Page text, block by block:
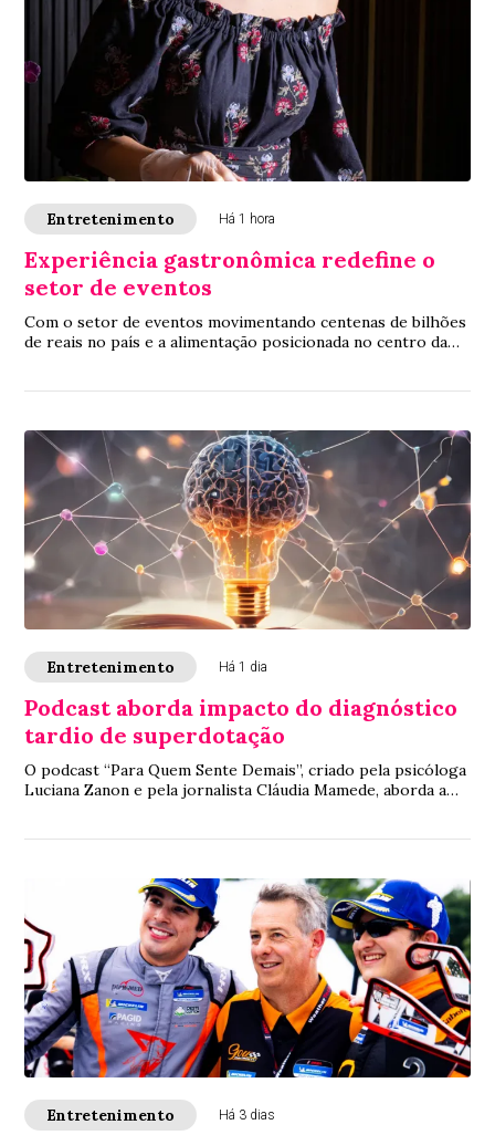
Entretenimento Há 1 hora
Experiência gastronômica redefine o
setor de eventos
Com o setor de eventos movimentando centenas de bilhões
de reais no país e a alimentação posicionada no centro da
Entretenimento Há 1 dia
Podcast aborda impacto do diagnóstico
tardio de superdotação
O podcast “Para Quem Sente Demais”, criado pela psicóloga
Luciana Zanon e pela jornalista Cláudia Mamede, aborda a
Entretenimento Há 3 dias